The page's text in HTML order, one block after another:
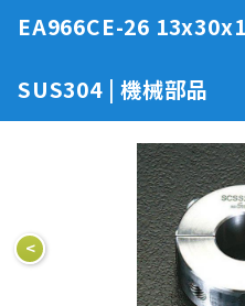
EA966CE-26
SUS304 | 機械部品
<